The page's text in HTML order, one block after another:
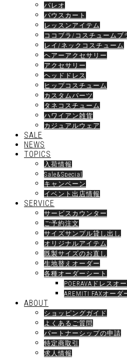
パレオ
パウスカート
レッスンアイテム
ココブラ/コスチュームブ
レイ/ネックコスチューム
ヘアーアクセサリー
アクセサリー
ヘッドドレス
ヒップコスチューム
カスタムパーツ
タネコスチューム
ハワイアン雑貨
カジュアルウェア
SALE
NEWS
TOPICS
入荷情報
Sale&Special
キャンペーン
イベント出店情報
SERVICE
サービスカウンター
ご予約注文
サイズサンプル貸し出し
オリジナルアイテム
既製サイズのお直し
生地替えオーダー
各種オーダーシート
POERAVAドレスオ
AREMITI FAXオーダ
ABOUT
ショッピングガイド
よくあるご質問
パートナーシップの申請
特定商取引
求人情報